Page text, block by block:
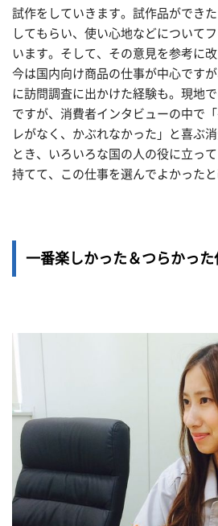
試作をしていきます。試作品ができ
してもらい、使い心地などについて
います。そして、その意見を参考に
今は国内向け商品の仕事が中心です
に訪問調査に出かけた経験も。現地
ですが、消費者インタビューの中で
レがなく、かぶれなかった」と喜ぶ
とき、いろいろな国の人の役に立っ
持てて、この仕事を選んでよかったと
一番楽しかった＆つらかった